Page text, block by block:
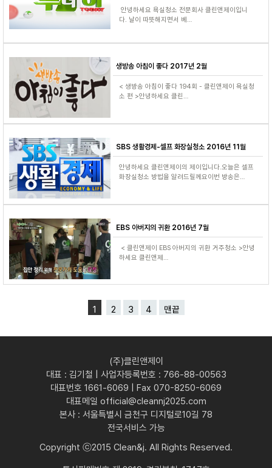
안녕하세요 욕실청소 전문회사 클린앤제이입니
다. 날이 따뜻해지면서 베…
생방송 아침이 좋다 2017년 2월
< 생방송 아침이 좋다 194회 - 클린앤제이 욕실청
소 편 >안녕하세요 클린…
SBS 생활경제-셀프 화장실청소 2016년 11월
안녕하세요 클린앤제이의 제이입니다.오늘은 셀프
화장실청소 방법을 알려드릴께요이번 방송은…
EBS 아버지의 귀환 2016년 7월
< 클린앤제이 EBS 아버지의 귀환 거주청소 >안녕
하세요 클린앤제…
1 2 3 4 맨끝
(주)클린앤제이
대표 : 김기철 | 사업자등록번호 : 766-88-00563
대표번호 1661-6069 | Fax 070-8250-6069
대표메일 official@cleannj2025.com
본사 : 서울특별시 금천구 디지털로10길 78
전국서비스 가능
Copyright ⓒ2015 Clean&j. All Rights Reserved.